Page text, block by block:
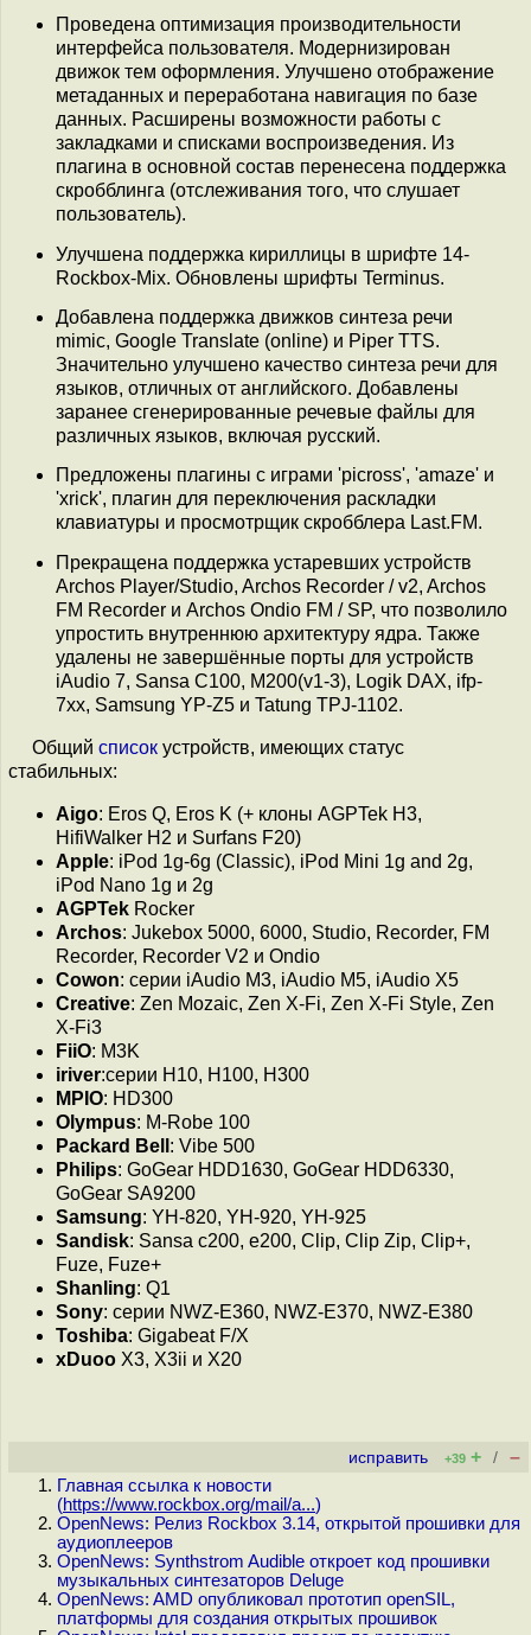
Проведена оптимизация производительности
интерфейса пользователя. Модернизирован
движок тем оформления. Улучшено отображение
метаданных и переработана навигация по базе
данных. Расширены возможности работы с
закладками и списками воспроизведения. Из
плагина в основной состав перенесена поддержка
скробблинга (отслеживания того, что слушает
пользователь).
Улучшена поддержка кириллицы в шрифте 14-
Rockbox-Mix. Обновлены шрифты Terminus.
Добавлена поддержка движков синтеза речи
mimic, Google Translate (online) и Piper TTS.
Значительно улучшено качество синтеза речи для
языков, отличных от английского. Добавлены
заранее сгенерированные речевые файлы для
различных языков, включая русский.
Предложены плагины c играми 'picross', 'amaze' и
'xrick', плагин для переключения раскладки
клавиатуры и просмотрщик скробблера Last.FM.
Прекращена поддержка устаревших устройств
Archos Player/Studio, Archos Recorder / v2, Archos
FM Recorder и Archos Ondio FM / SP, что позволило
упростить внутреннюю архитектуру ядра. Также
удалены не завершённые порты для устройств
iAudio 7, Sansa C100, M200(v1-3), Logik DAX, ifp-
7xx, Samsung YP-Z5 и Tatung TPJ-1102.
Общий список устройств, имеющих статус
стабильных:
Aigo: Eros Q, Eros K (+ клоны AGPTek H3,
HifiWalker H2 и Surfans F20)
Apple: iPod 1g-6g (Classic), iPod Mini 1g and 2g,
iPod Nano 1g и 2g
AGPTek Rocker
Archos: Jukebox 5000, 6000, Studio, Recorder, FM
Recorder, Recorder V2 и Ondio
Cowon: серии iAudio M3, iAudio M5, iAudio X5
Creative: Zen Mozaic, Zen X-Fi, Zen X-Fi Style, Zen
X-Fi3
FiiO: M3K
iriver:серии H10, H100, H300
MPIO: HD300
Olympus: M-Robe 100
Packard Bell : Vibe 500
Philips: GoGear HDD1630, GoGear HDD6330,
GoGear SA9200
Samsung: YH-820, YH-920, YH-925
Sandisk: Sansa c200, e200, Clip, Clip Zip, Clip+,
Fuze, Fuze+
Shanling: Q1
Sony: серии NWZ-E360, NWZ-E370, NWZ-E380
Toshiba: Gigabeat F/X
xDuoo X3, X3ii и X20
исправить +39 + / –
Главная ссылка к новости
(https://www.rockbox.org/mail/a...)
OpenNews: Релиз Rockbox 3.14, открытой прошивки для
аудиоплееров
OpenNews: Synthstrom Audible откроет код прошивки
музыкальных синтезаторов Deluge
OpenNews: AMD опубликовал прототип openSIL,
платформы для создания открытых прошивок